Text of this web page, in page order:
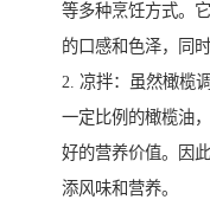
等多种烹饪方式。
的口感和色泽，同
2. 凉拌：虽然橄榄
一定比例的橄榄油
好的营养价值。因
添风味和营养。